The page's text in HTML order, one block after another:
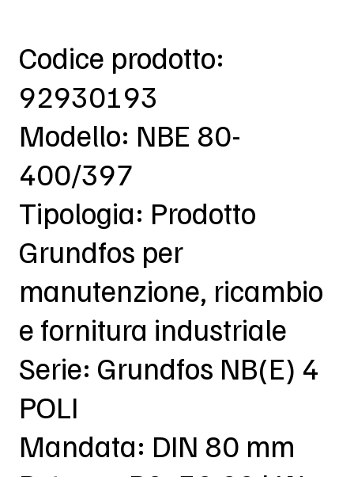
Codice prodotto:
92930193
Modello: NBE 80-
400/397
Tipologia: Prodotto
Grundfos per
manutenzione, ricambio
e fornitura industriale
Serie: Grundfos NB(E) 4
POLI
Mandata: DIN 80 mm